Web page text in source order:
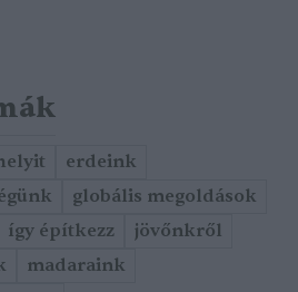
erdeink
globális megoldások
így építkezz
jövőnkről
madaraink